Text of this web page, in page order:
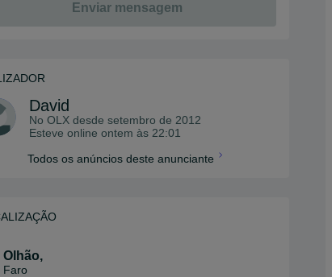
Enviar mensagem
David
No OLX desde setembro de 2012
Esteve online ontem às 22:01
Todos os anúncios deste anunciante
Olhão,
Faro